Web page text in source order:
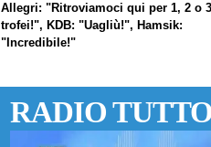
Allegri: "Ritroviamoci qui per 1, 2 o 3
trofei!", KDB: "Uagliù!", Hamsik:
"Incredibile!"
RADIO